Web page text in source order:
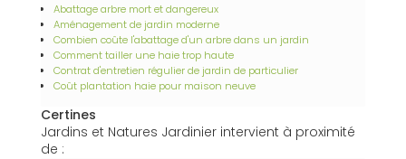
Abattage arbre mort et dangereux
Aménagement de jardin moderne
Combien coûte l'abattage d'un arbre dans un jardin
Comment tailler une haie trop haute
Contrat d'entretien régulier de jardin de particulier
Coût plantation haie pour maison neuve
Certines
Jardins et Natures Jardinier intervient à proximité
de :